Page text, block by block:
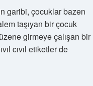
garibi, çocuklar bazen
taşıyan bir çocuk
girmeye çalışan bir
cıvıl etiketler de